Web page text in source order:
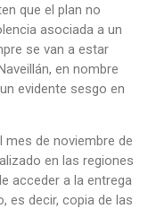
que el plan no
asociada a un
se van a estar
en nombre
evidente sesgo en
mes de noviembre de
en las regiones
acceder a la entrega
es decir, copia de las